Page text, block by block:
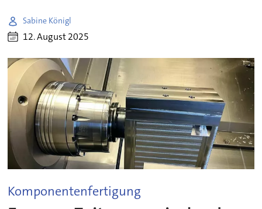
Sabine Königl
12. August 2025
Komponentenfertigung